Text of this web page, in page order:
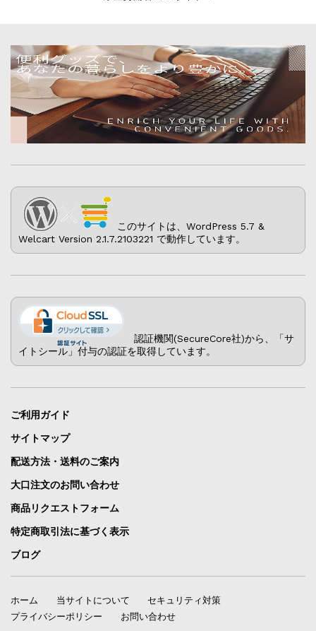
このサイトは、WordPress 5.7 &
Welcart Version 2.1.7.2103221 で動作しています。
認証機関(SecureCore社)から、「サ
イトシール」付与の認証を取得しています。
ご利用ガイド
サイトマップ
配送方法・送料のご案内
大口注文のお問い合わせ
商品リクエストフォーム
特定商取引法に基づく表示
ブログ
ホーム 当サイトについて
セキュリティ対策
プライバシーポリシー
お問い合わせ